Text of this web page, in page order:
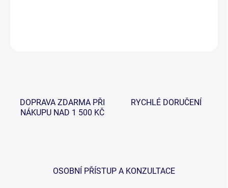
DOPRAVA ZDARMA PŘI
NÁKUPU NAD 1 500 KČ
RYCHLÉ DORUČENÍ
OSOBNÍ PŘÍSTUP A KONZULTACE